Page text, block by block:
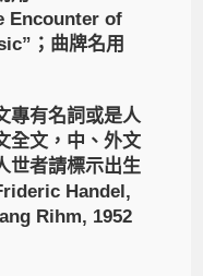
Encounter of
； 曲牌名用
專有名詞或是人
全文，中、外文
世者請標示出生
Handel,
Rihm, 1952